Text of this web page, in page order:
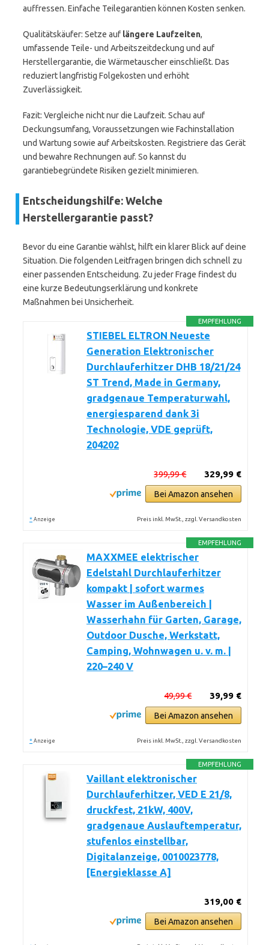
auffressen. Einfache Teilegarantien können Kosten senken.
Qualitätskäufer: Setze auf längere Laufzeiten,
umfassende Teile- und Arbeitszeitdeckung und auf
Herstellergarantie, die Wärmetauscher einschließt. Das
reduziert langfristig Folgekosten und erhöht
Zuverlässigkeit.
Fazit: Vergleiche nicht nur die Laufzeit. Schau auf
Deckungsumfang, Voraussetzungen wie Fachinstallation
und Wartung sowie auf Arbeitskosten. Registriere das Gerät
und bewahre Rechnungen auf. So kannst du
garantiebegründete Risiken gezielt minimieren.
Entscheidungshilfe: Welche
Herstellergarantie passt?
Bevor du eine Garantie wählst, hilft ein klarer Blick auf deine
Situation. Die folgenden Leitfragen bringen dich schnell zu
einer passenden Entscheidung. Zu jeder Frage findest du
eine kurze Bedeutungserklärung und konkrete
Maßnahmen bei Unsicherheit.
EMPFEHLUNG
STIEBEL ELTRON Neueste
Generation Elektronischer
Durchlauferhitzer DHB 18/21/24
ST Trend, Made in Germany,
gradgenaue Temperaturwahl,
energiesparend dank 3i
Technologie, VDE geprüft,
204202
329,99 €
399,99 €
Bei Amazon ansehen
* Anzeige Preis inkl. MwSt., zzgl. Versandkosten
EMPFEHLUNG
MAXXMEE elektrischer
Edelstahl Durchlauferhitzer
kompakt | sofort warmes
Wasser im Außenbereich |
Wasserhahn für Garten, Garage,
Outdoor Dusche, Werkstatt,
Camping, Wohnwagen u. v. m. |
220–240 V
39,99 €
49,99 €
Bei Amazon ansehen
* Anzeige Preis inkl. MwSt., zzgl. Versandkosten
EMPFEHLUNG
Vaillant elektronischer
Durchlauferhitzer, VED E 21/8,
druckfest, 21kW, 400V,
gradgenaue Auslauftemperatur,
stufenlos einstellbar,
Digitalanzeige, 0010023778,
[Energieklasse A]
319,00 €
Bei Amazon ansehen